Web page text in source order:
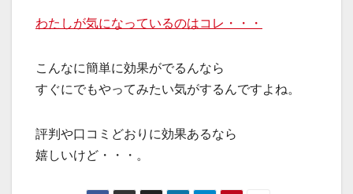
わたしが気になっているのはコレ・・・
こんなに簡単に効果がでるんなら
すぐにでもやってみたい気がするんですよね。
評判や口コミどおりに効果あるなら
嬉しいけど・・・。